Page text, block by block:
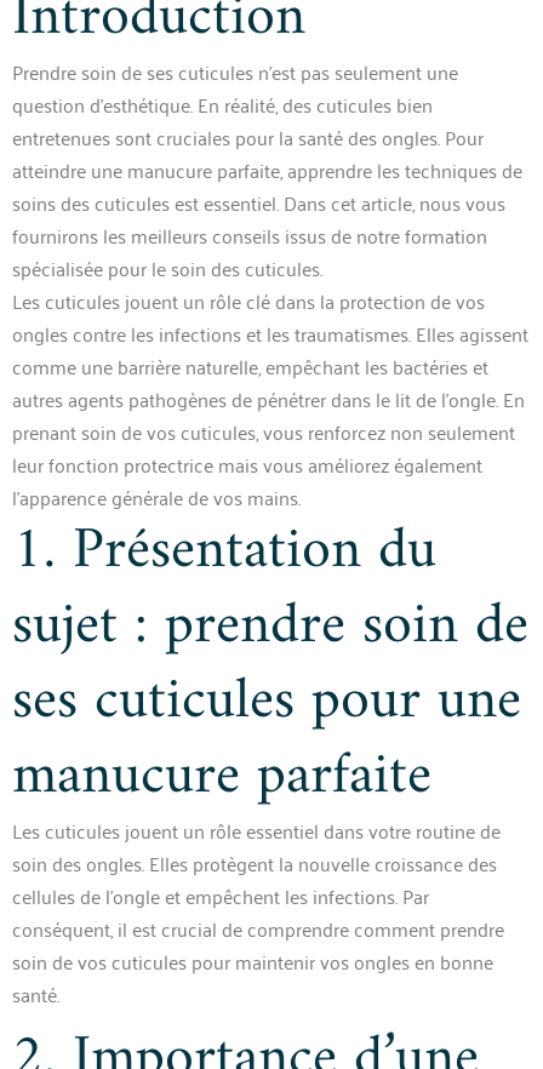
Prendre soin de ses cuticules n’est pas seulement une
question d’esthétique. En réalité, des cuticules bien
entretenues sont cruciales pour la santé des ongles. Pour
atteindre une manucure parfaite, apprendre les techniques de
soins des cuticules est essentiel. Dans cet article, nous vous
fournirons les meilleurs conseils issus de notre formation
spécialisée pour le soin des cuticules.
Les cuticules jouent un rôle clé dans la protection de vos
ongles contre les infections et les traumatismes. Elles agissent
comme une barrière naturelle, empêchant les bactéries et
autres agents pathogènes de pénétrer dans le lit de l’ongle. En
prenant soin de vos cuticules, vous renforcez non seulement
leur fonction protectrice mais vous améliorez également
l’apparence générale de vos mains.
1. Présentation du
sujet : prendre soin de
ses cuticules pour une
manucure parfaite
Les cuticules jouent un rôle essentiel dans votre routine de
soin des ongles. Elles protègent la nouvelle croissance des
cellules de l’ongle et empêchent les infections. Par
conséquent, il est crucial de comprendre comment prendre
soin de vos cuticules pour maintenir vos ongles en bonne
santé.